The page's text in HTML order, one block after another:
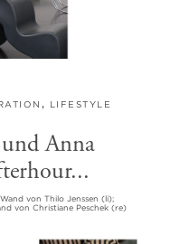
, LIFESTYLE
Anna
von Thilo Jenssen (li);
von Christiane Peschek (re)